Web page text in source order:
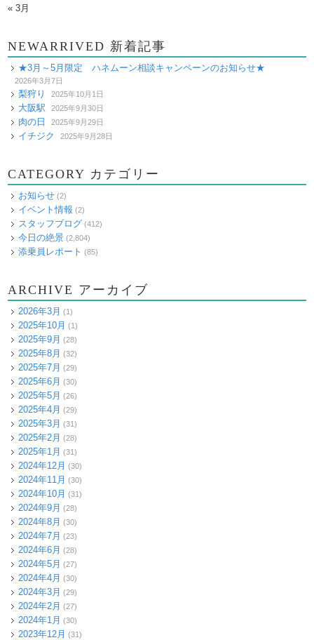
« 3月
NEWARRIVED 新着記事
★3月～5月限定 ハネムーン相談キャンペーンのお知らせ★
2026年3月7日
梨狩り 2025年10月1日
大阪駅 2025年9月30日
肉の日 2025年9月29日
イチジク 2025年9月28日
CATEGORY カテゴリー
お知らせ (2)
イベント情報 (2)
スタッフブログ (412)
今日の絶景 (2,804)
添乗員レポート (85)
ARCHIVE アーカイブ
2026年3月 (1)
2025年10月 (1)
2025年9月 (28)
2025年8月 (32)
2025年7月 (29)
2025年6月 (30)
2025年5月 (26)
2025年4月 (29)
2025年3月 (31)
2025年2月 (28)
2025年1月 (31)
2024年12月 (30)
2024年11月 (30)
2024年10月 (31)
2024年9月 (28)
2024年8月 (30)
2024年7月 (23)
2024年6月 (28)
2024年5月 (27)
2024年4月 (30)
2024年3月 (29)
2024年2月 (27)
2024年1月 (30)
2023年12月 (31)